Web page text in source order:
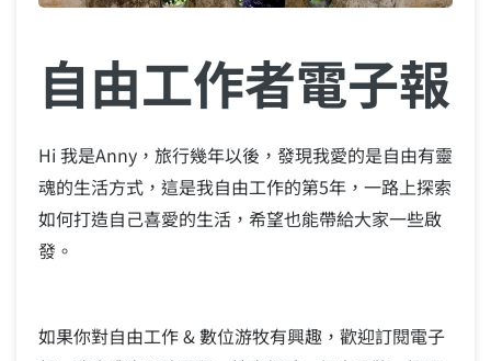
自由工作者電子報
Hi 我是Anny，旅行幾年以後，發現我愛的是自由有靈
魂的生活方式，這是我自由工作的第5年，一路上探索
如何打造自己喜愛的生活，希望也能帶給大家一些啟
發。
如果你對自由工作 & 數位游牧有興趣，歡迎訂閱電子